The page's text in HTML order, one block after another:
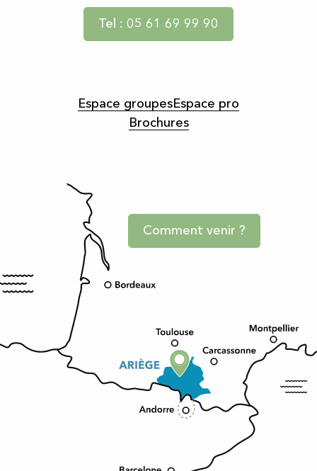
Tel : 05 61 69 99 90
Espace groupesEspace pro
Brochures
Comment venir ?